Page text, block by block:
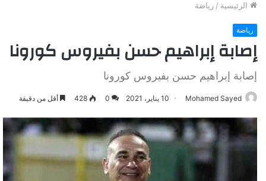
الرئيسية / رياضة
رياضة
إصابة إبراهيم حسن بفيروس كورونا
إصابة إبراهيم حسن بفيروس كورونا
Mohamed Sayed 10 يناير، 2021 0
428 أقل من دقيقة